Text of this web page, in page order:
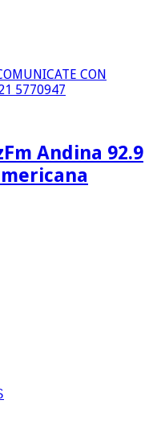
CON
5770947
Fm Andina 92.9